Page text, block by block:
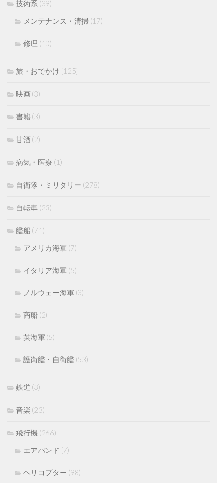
技術系 (39)
メンテナンス・清掃 (17)
修理 (10)
旅・おでかけ (125)
映画 (3)
書籍 (3)
甘酒 (2)
病気・医療 (1)
自衛隊・ミリタリー (278)
自転車 (23)
艦船 (71)
アメリカ海軍 (7)
イタリア海軍 (5)
ノルウェー海軍 (3)
商船 (2)
英海軍 (5)
護衛艦・自衛艦 (53)
鉄道 (3)
音楽 (23)
飛行機 (266)
エアバンド (7)
ヘリコプター (98)